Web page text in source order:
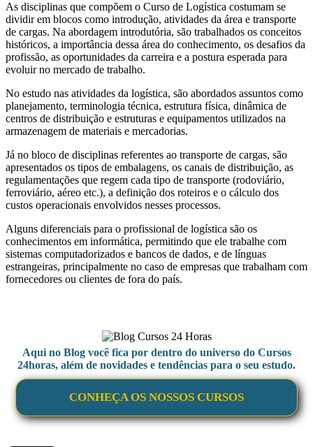
As disciplinas que compõem o Curso de Logística costumam se
dividir em blocos como introdução, atividades da área e transporte
de cargas. Na abordagem introdutória, são trabalhados os conceitos
históricos, a importância dessa área do conhecimento, os desafios da
profissão, as oportunidades da carreira e a postura esperada para
evoluir no mercado de trabalho.
No estudo nas atividades da logística, são abordados assuntos como
planejamento, terminologia técnica, estrutura física, dinâmica de
centros de distribuição e estruturas e equipamentos utilizados na
armazenagem de materiais e mercadorias.
Já no bloco de disciplinas referentes ao transporte de cargas, são
apresentados os tipos de embalagens, os canais de distribuição, as
regulamentações que regem cada tipo de transporte (rodoviário,
ferroviário, aéreo etc.), a definição dos roteiros e o cálculo dos
custos operacionais envolvidos nesses processos.
Alguns diferenciais para o profissional de logística são os
conhecimentos em informática, permitindo que ele trabalhe com
sistemas computadorizados e bancos de dados, e de línguas
estrangeiras, principalmente no caso de empresas que trabalham com
fornecedores ou clientes de fora do país.
Aqui no Blog você fica por dentro do universo do Cursos
24horas, além de novidades e tendências para o seu estudo.
CONHEÇA OS NOSSOS CURSOS